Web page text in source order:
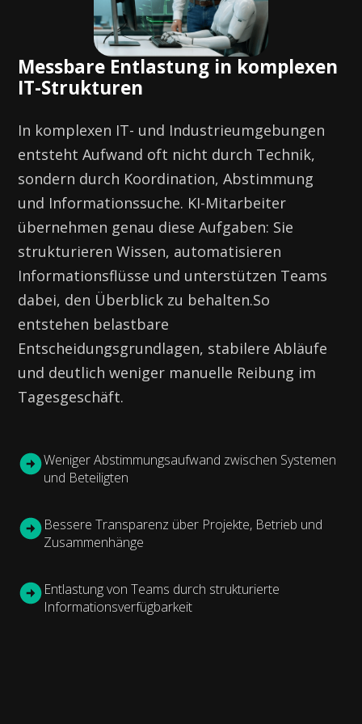
Messbare Entlastung in komplexen
IT-Strukturen
In komplexen IT- und Industrieumgebungen
entsteht Aufwand oft nicht durch Technik,
sondern durch Koordination, Abstimmung
und Informationssuche. KI-Mitarbeiter
übernehmen genau diese Aufgaben: Sie
strukturieren Wissen, automatisieren
Informationsflüsse und unterstützen Teams
dabei, den Überblick zu behalten.So
entstehen belastbare
Entscheidungsgrundlagen, stabilere Abläufe
und deutlich weniger manuelle Reibung im
Tagesgeschäft.
Weniger Abstimmungsaufwand zwischen Systemen
und Beteiligten
Bessere Transparenz über Projekte, Betrieb und
Zusammenhänge
Entlastung von Teams durch strukturierte
Informationsverfügbarkeit